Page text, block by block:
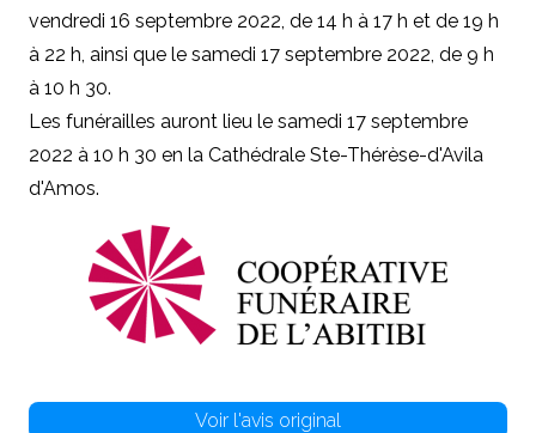
vendredi 16 septembre 2022, de 14 h à 17 h et de 19 h
à 22 h, ainsi que le samedi 17 septembre 2022, de 9 h
à 10 h 30.
Les funérailles auront lieu le samedi 17 septembre
2022 à 10 h 30 en la Cathédrale Ste-Thérèse-d'Avila
d'Amos.
Voir l'avis original